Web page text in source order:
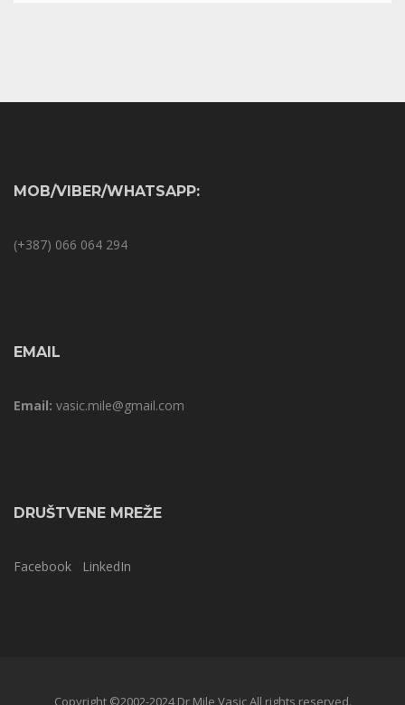
MOB/VIBER/WHATSAPP:
(+387) 066 064 294
EMAIL
Email: vasic.mile@gmail.com
DRUŠTVENE MREŽE
Facebook LinkedIn
Copyright ©2002-2024 Dr Mile Vasic All rights reserved.